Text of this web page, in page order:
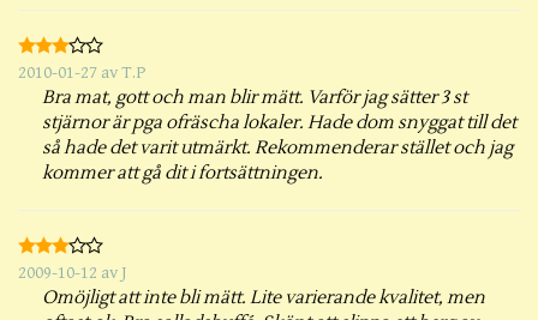
2010-01-27 avT.P
Bra mat, gott och man blir mätt. Varför jag sätter 3 st
stjärnor är pga ofräscha lokaler. Hade dom snyggat till det
så hade det varit utmärkt. Rekommenderar stället och jag
kommer att gå dit i fortsättningen.
2009-10-12 av J
Omöjligt att inte bli mätt. Lite varierande kvalitet, men